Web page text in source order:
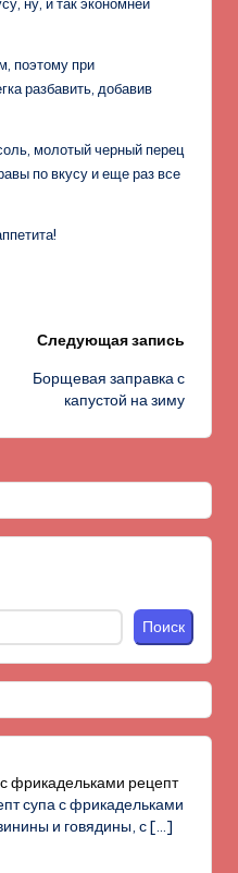
ну, и так экономней
поэтому при
разбавить, добавив
молотый черный перец
по вкусу и еще раз все
Следующая запись
Борщевая заправка с
капустой на зиму
Поиск
фрикадельками рецепт
супа с фрикадельками
и говядины, с[…]